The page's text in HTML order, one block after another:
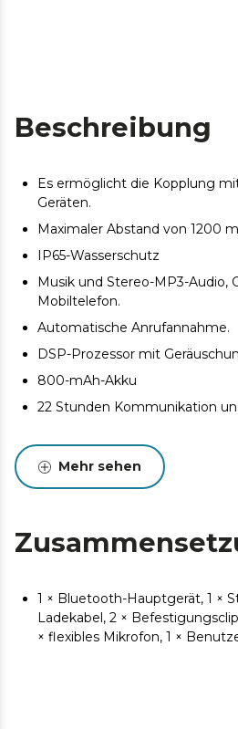
Beschreibung
Es ermöglicht die Kopplung
Geräten.
Maximaler Abstand von 1200
IP65-Wasserschutz
Musik und Stereo-MP3-Audio,
Mobiltelefon.
Automatische Anrufannahme.
DSP-Prozessor mit
800-mAh-Akku
22 Stunden Kommunikation
Mehr sehen
1 × Bluetooth-Hauptgerät, 1 ×
Ladekabel, 2 ×
× flexibles Mikrofon, 1 ×